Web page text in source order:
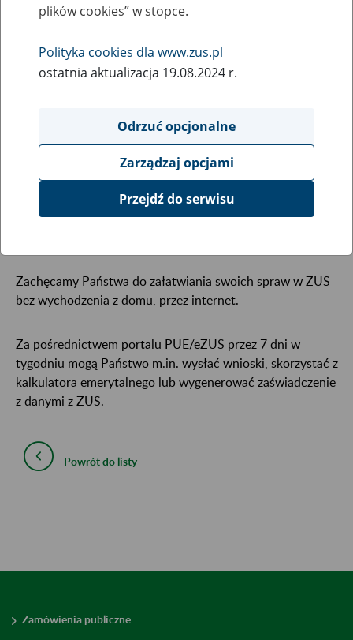
29
Zakładu Ubezpieczeń Społecznych będą zamknięte.
Tego dnia nie będzie można również skorzystać z
pomocy konsultantów infolinii ZUS.
2 maja jest dniem wolnym dla pracowników ZUS za dzień
Zachęcamy Państwa do załatwiania swoich spraw w ZUS
bez wychodzenia z domu, przez internet.
Za pośrednictwem portalu PUE/eZUS przez 7 dni w
tygodniu mogą Państwo m.in. wysłać wnioski, skorzystać z
kalkulatora emerytalnego lub wygenerować zaświadczenie
z danymi z ZUS.
Powrót do listy
Zamówienia publiczne
plików cookies” w stopce.
Polityka cookies dla www.zus.pl
ostatnia aktualizacja 19.08.2024 r.
Odrzuć opcjonalne
Zarządzaj opcjami
Przejdź do serwisu